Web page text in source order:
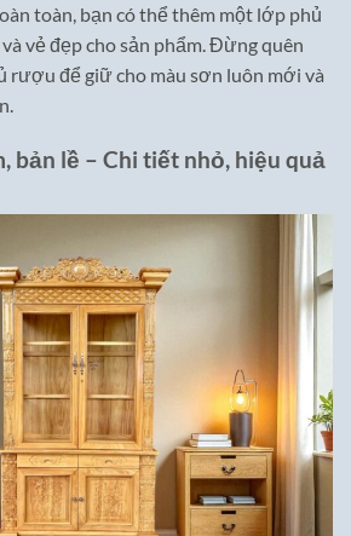
toàn, bạn có thể thêm một lớp phủ
vẻ đẹp cho sản phẩm. Đừng quên
rượu để giữ cho màu sơn luôn mới và
bản lề – Chi tiết nhỏ, hiệu quả